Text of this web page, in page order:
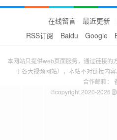
在线留言 最近更新
RSS订阅
Baidu Google
本网站只提供web页面服务，通过链接的
于各大视频网站），本站不对链接内
合作邮箱：
©copyright 2020-2026